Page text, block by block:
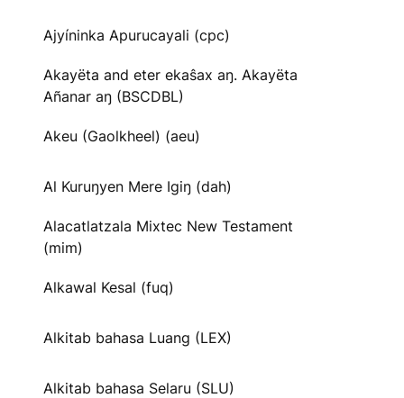
Ajyíninka Apurucayali (cpc)
Akayëta and eter ekaŝax aŋ. Akayëta
Añanar aŋ (BSCDBL)
Akeu (Gaolkheel) (aeu)
Al Kuruŋyen Mere Igiŋ (dah)
Alacatlatzala Mixtec New Testament
(mim)
Alkawal Kesal (fuq)
Alkitab bahasa Luang (LEX)
Alkitab bahasa Selaru (SLU)